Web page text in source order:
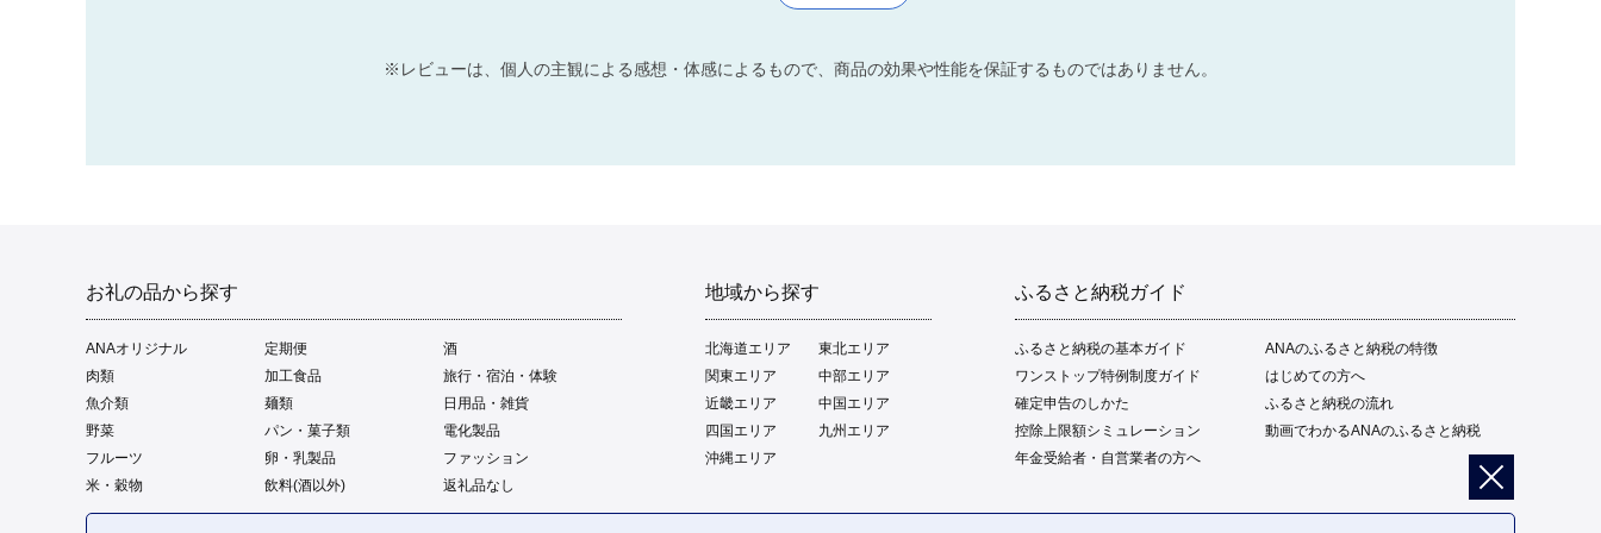
※レビューは、個人の主観による感想・体感によるもので、商品の効果や性能を保証するものではありません。
お礼の品から探す
ANAオリジナル 定期便
酒
肉類
加工食品
旅行・宿泊・体験
魚介類
麺類
日用品・雑貨
野菜
パン・菓子類
電化製品
フルーツ
卵・乳製品
ファッション
米・穀物
飲料(酒以外) 返礼品なし
地域から探す
北海道エリア
東北エリア
関東エリア
中部エリア
近畿エリア
中国エリア
四国エリア
九州エリア
沖縄エリア
ふるさと納税ガイド
ふるさと納税の基本ガイド
ANAのふるさと納税の特徴
ワンストップ特例制度ガイド
はじめての方へ
確定申告のしかた
ふるさと納税の流れ
控除上限額シミュレーション
動画でわかるANAのふるさと納税
年金受給者・自営業者の方へ